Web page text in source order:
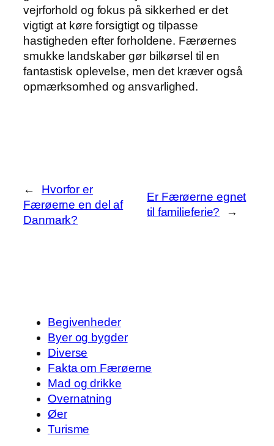
vejrforhold og fokus på sikkerhed er det
vigtigt at køre forsigtigt og tilpasse
hastigheden efter forholdene. Færøernes
smukke landskaber gør bilkørsel til en
fantastisk oplevelse, men det kræver også
opmærksomhed og ansvarlighed.
←
Hvorfor er
Færøerne en del af
Danmark?
Er Færøerne egnet
til familieferie?
→
Begivenheder
Byer og bygder
Diverse
Fakta om Færøerne
Mad og drikke
Overnatning
Øer
Turisme